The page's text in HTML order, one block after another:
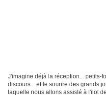
J'imagine déjà la réception... petits-
discours... et le sourire des grands
laquelle nous allons assisté à l'ilöt